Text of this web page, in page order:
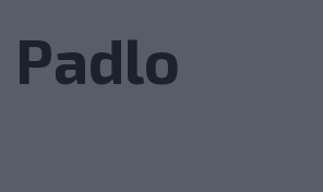
Padlo